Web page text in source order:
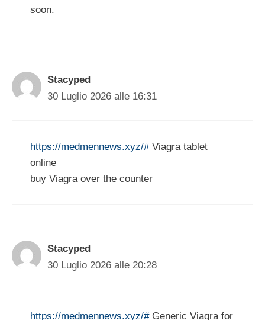
soon.
Stacyped
30 Luglio 2026 alle 16:31
https://medmennews.xyz/#Viagra tablet
online
buy Viagra over the counter
Stacyped
30 Luglio 2026 alle 20:28
https://medmennews.xyz/#Generic Viagra for